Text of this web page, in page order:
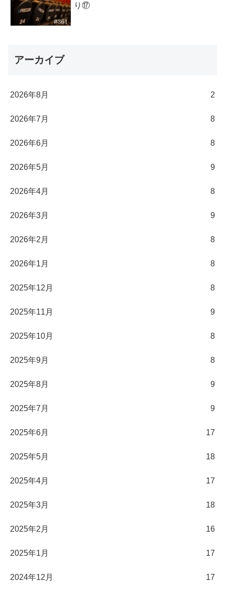
り⑰
アーカイブ
2026年8月 2
2026年7月 8
2026年6月 8
2026年5月 9
2026年4月 8
2026年3月 9
2026年2月 8
2026年1月 8
2025年12月 8
2025年11月 9
2025年10月 8
2025年9月 8
2025年8月 9
2025年7月 9
2025年6月 17
2025年5月 18
2025年4月 17
2025年3月 18
2025年2月 16
2025年1月 17
2024年12月 17